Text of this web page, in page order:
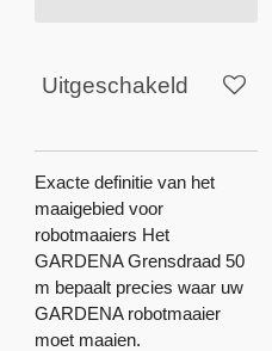
Uitgeschakeld
Exacte definitie van het
maaigebied voor
robotmaaiers Het
GARDENA Grensdraad 50
m bepaalt precies waar uw
GARDENA robotmaaier
moet maaien.